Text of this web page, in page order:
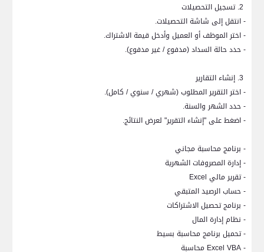
2. تسجيل التحصيلات
- انتقل إلى شاشة التحصيلات.
- اختر الموظف أو العميل وأدخل قيمة الاشتراك.
- حدد حالة السداد (مدفوع / غير مدفوع).
3. إنشاء التقارير
- اختر التقرير المطلوب (شهري / سنوي / كامل).
- حدد الشهر والسنة.
- اضغط على "إنشاء التقرير" لعرض النتائج.
- برنامج محاسبة مجاني
- إدارة المصروفات الشهرية
- تقرير مالي Excel
- حساب الرصيد المتبقي
- برنامج تحصيل الاشتراكات
- نظام إدارة المال
- تحميل برنامج محاسبة بسيط
-
Excel VBA محاسبة